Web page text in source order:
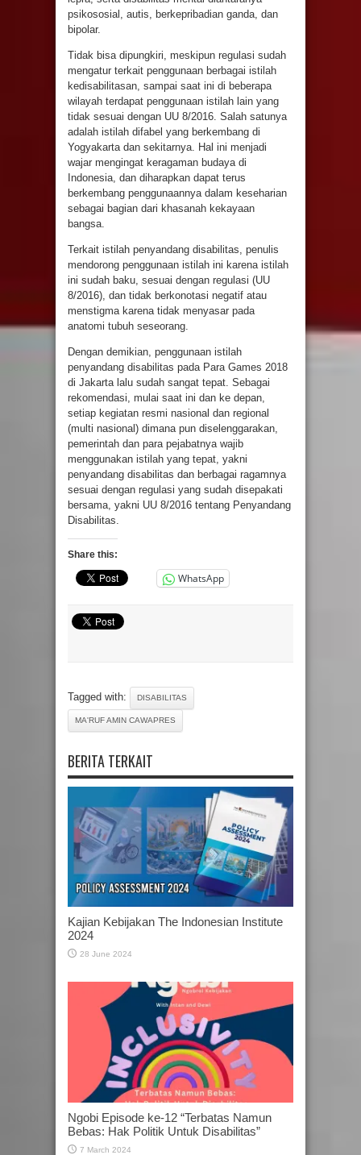
psikososial, autis, berkepribadian ganda, dan
bipolar.
Tidak bisa dipungkiri, meskipun regulasi sudah
mengatur terkait penggunaan berbagai istilah
kedisabilitasan, sampai saat ini di beberapa
wilayah terdapat penggunaan istilah lain yang
tidak sesuai dengan UU 8/2016. Salah satunya
adalah istilah difabel yang berkembang di
Yogyakarta dan sekitarnya. Hal ini menjadi
wajar mengingat keragaman budaya di
Indonesia, dan diharapkan dapat terus
berkembang penggunaannya dalam keseharian
sebagai bagian dari khasanah kekayaan
bangsa.
Terkait istilah penyandang disabilitas, penulis
mendorong penggunaan istilah ini karena istilah
ini sudah baku, sesuai dengan regulasi (UU
8/2016), dan tidak berkonotasi negatif atau
menstigma karena tidak menyasar pada
anatomi tubuh seseorang.
Dengan demikian, penggunaan istilah
penyandang disabilitas pada Para Games 2018
di Jakarta lalu sudah sangat tepat. Sebagai
rekomendasi, mulai saat ini dan ke depan,
setiap kegiatan resmi nasional dan regional
(multi nasional) dimana pun diselenggarakan,
pemerintah dan para pejabatnya wajib
menggunakan istilah yang tepat, yakni
penyandang disabilitas dan berbagai ragamnya
sesuai dengan regulasi yang sudah disepakati
bersama, yakni UU 8/2016 tentang Penyandang
Disabilitas.
Share this:
WhatsApp
Tagged with: DISABILITAS
MA'RUF AMIN CAWAPRES
BERITA TERKAIT
Kajian Kebijakan The Indonesian Institute
2024
28 June 2024
Ngobi Episode ke-12 “Terbatas Namun
Bebas: Hak Politik Untuk Disabilitas”
7 March 2024